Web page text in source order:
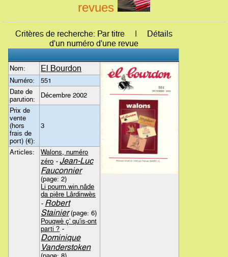
revues
Critères de recherche: Par titre | Détails
d'un numéro d'une revue
Nom: El Bourdon
Numéro:
551
Date de
parution:
Décembre 2002
Prix de
vente
(hors
frais de
port) (€):
3
Articles:
Walons, numéro
zéro -Jean-Luc
Fauconnier
(page: 2)
Li pourm.win.nâde
da piêre Lârdinwès
- Robert
Stainier(page: 6)
Pouqwè ç' qu'is-ont
parti ? -
Dominique
Vanderstoken